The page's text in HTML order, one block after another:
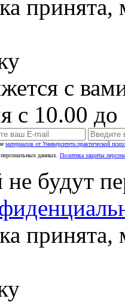
с
с 10.00
материалов от Университета практической
данных. Политика защиты
не будут